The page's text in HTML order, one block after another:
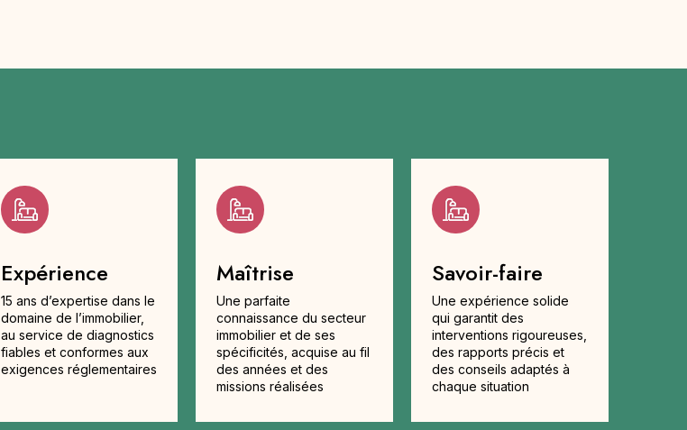
Expérience
15 ans d’expertise dans le
domaine de l’immobilier,
au service de diagnostics
fiables et conformes aux
exigences réglementaires
Maîtrise
Une parfaite
connaissance du secteur
immobilier et de ses
spécificités, acquise au fil
des années et des
missions réalisées
Savoir-faire
Une expérience solide
qui garantit des
interventions rigoureuses,
des rapports précis et
des conseils adaptés à
chaque situation